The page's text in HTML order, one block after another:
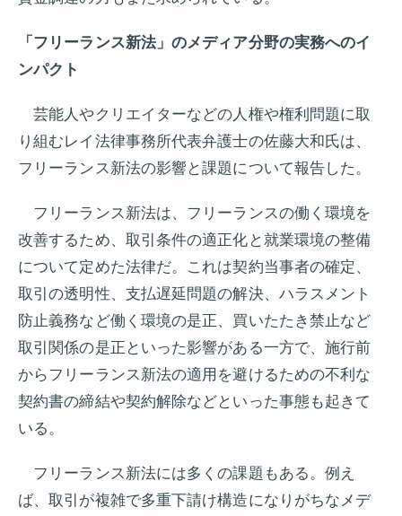
「フリーランス新法」のメディア分野の実務へのイ
ンパクト
芸能人やクリエイターなどの人権や権利問題に取
り組むレイ法律事務所代表弁護士の佐藤大和氏は、
フリーランス新法の影響と課題について報告した。
フリーランス新法は、フリーランスの働く環境を
改善するため、取引条件の適正化と就業環境の整備
について定めた法律だ。これは契約当事者の確定、
取引の透明性、支払遅延問題の解決、ハラスメント
防止義務など働く環境の是正、買いたたき禁止など
取引関係の是正といった影響がある一方で、施行前
からフリーランス新法の適用を避けるための不利な
契約書の締結や契約解除などといった事態も起きて
いる。
フリーランス新法には多くの課題もある。例え
ば、取引が複雑で多重下請け構造になりがちなメデ